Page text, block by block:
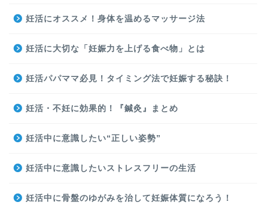
妊活にオススメ！身体を温めるマッサージ法
妊活に大切な「妊娠力を上げる食べ物」とは
妊活パパママ必見！タイミング法で妊娠する秘訣！
妊活・不妊に効果的！『鍼灸』まとめ
妊活中に意識したい“正しい姿勢”
妊活中に意識したいストレスフリーの生活
妊活中に骨盤のゆがみを治して妊娠体質になろう！